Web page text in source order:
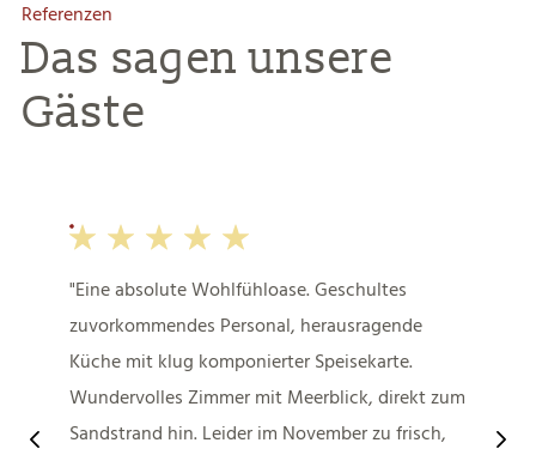
Referenzen
Das sagen unsere
Gäste
Eine absolute Wohlfühloase. Geschultes
zuvorkommendes Personal, herausragende
Küche mit klug komponierter Speisekarte.
Wundervolles Zimmer mit Meerblick, direkt zum
Sandstrand hin. Leider im November zu frisch,